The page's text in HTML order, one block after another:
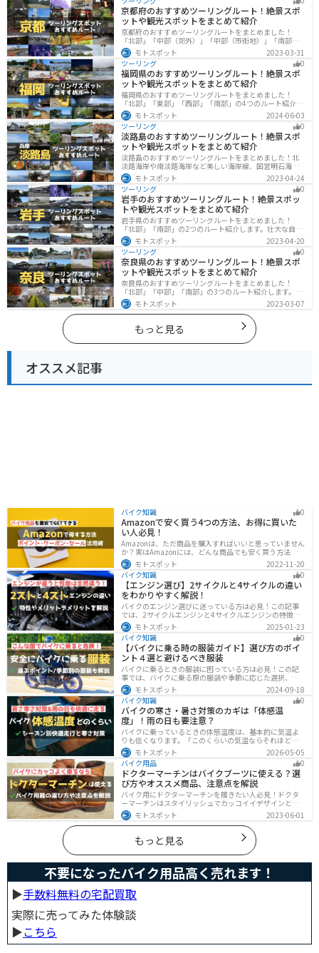
京都府のおすすめツーリングルート！絶景スポ
ットや観光スポットをまとめて紹介
京都府のおすすめツーリングルートをまとめました！
「北部」「中部（郊外）」「中部（市街地）」「南部」
の4つのルート紹介します。古い町並みや神社仏閣、自然
に囲まれた風光明媚なスポットが数多く存在し、様々な
楽しみ方ができます。バイクで京都府にツーリングに行
く際は参考にしてください。
モトスポット
2023-03-31
ツーリング
0
福岡県のおすすめツーリングルート！絶景スポ
ットや観光スポットをまとめて紹介
福岡県のおすすめツーリングルートをまとめました！
「北部」「東部」「西部」「南部」の4つのルート紹介し
ます。豊かな自然から歴史ある名所、グルメまで多彩な
魅力が詰まっており、様々な楽しみ方ができます。バイ
クで福岡県にツーリングに行く際は参考にしてくださ
い。
モトスポット
2024-06-03
ツーリング
0
淡路島のおすすめツーリングルート！絶景スポ
ットや観光スポットをまとめて紹介
淡路島のおすすめツーリングルートをまとめました！北
淡路海岸や南淡路海岸など美しい海岸線、国営明石海峡
公園や淡路夢舞台など、自然とアートが融合した施設も
多数あります。バイクで淡路島にツーリングに行く際は
参考にしてください。
モトスポット
2023-04-24
ツーリング
0
岩手のおすすめツーリングルート！絶景スポッ
トや観光スポットをまとめて紹介
岩手県のおすすめツーリングルートをまとめました！
「北部」「南部」の2つのルート紹介します。壮大な自然
や歴史的な観光スポットが多く存在するので楽しめま
す。バイクで岩手県にツーリングに行く際は参考にして
ください。
モトスポット
2023-04-20
ツーリング
0
奈良県のおすすめツーリングルート！絶景スポ
ットや観光スポットをまとめて紹介
奈良県のおすすめツーリングルートをまとめました！
「北部」「中部」「南部」の3つのルート紹介します。歴
史のある神社寺院が多数あり、自然豊かや山々、グルメ
を満喫するツーリングができます。バイクで奈良県にツ
ーリングに行く際は参考にしてください。
モトスポット 2023-03-07
もっと見る
オススメ記事
バイク知識 0
Amazonで安く買う4つの方法、お得に買いた
い人必見！
Amazonは、ただ商品を購入すればいいと思っていません
か？実はAmazonには、どんな商品でも安く買う方法が存
在します。この記事では、Amazonでお得に買う方法を4
つ紹介します！Amazonギフト券をやAmazonポイント、
Amazonプライム、タイムセールを活用して安くお得に買
いましょう。
モトスポット
2022-11-20
バイク知識
0
【エンジン選び】2サイクルと4サイクルの違い
をわかりやすく解説！
バイクのエンジン選びに迷っている方は必見！この記事
では、2サイクルエンジンと4サイクルエンジンの特徴や
メリット、選び方を解説しています。実は、4サイクルエ
ンジンは燃費が良く経済的で扱いやすいため、初心者の
方にはおすすめです。記事を読めば、最適なエンジン選
びのヒントが得られます。
モトスポット
2025-01-23
バイク知識
0
【バイクに乗る時の服装ガイド】選び方のポイ
ント４選と避けるべき服装
バイクに乗るときの服装に困っている方は必見！この記
事では、バイクに乗る際の服装や季節に応じた選択、避
けるべき服装について解説しています。実は、安全性だ
けでなく、快適性も重要視することが大切です。この記
事を読めば、最適なバイクウェアを選ぶヒントが得られ
ます。
モトスポット
2024-09-18
バイク知識
0
バイクの寒さ・暑さ対策のカギは「体感温
度」！雨の日も要注意？
バイクに乗っているときの体感温度は、基本的に気温よ
りも低くなります。「このくらいの気温ならそれほど寒
くないだろう」そう考えて通常の装備でバイクに乗った
ら大変な目に遭った・・・そんな経験のあるライダーも
多いのではないでしょうか。今回はバイク走行中の体感
温度についてご紹介します。体感温度を考慮した快適走
行のポイントもまとめました。季節や天候を問わずバイ
クに乗る！そんなライダーの方はぜひ参考にしてみてく
ださい。[phtml blog-first-h2-module]バイク走行時の体
感温度は気温より低め？バイク走行時の体感温度は気温
と同じではありません。なぜ
モトスポット
2026-05-05
バイク用品
0
ドクターマーチンはバイクブーツに使える？選
び方やオススメ商品、注意点を解説
バイク用にドクターマーチンを履きたい人必見！ドクタ
ーマーチンはスタイリッシュでカッコイイデザインと高
い機能性で快適なライディングが可能です。バイク用ブ
ーツで選ぶべきポイントや注意点などまとめましたの
で、バイクブーツを探している人は参考にしてくださ
モトスポット 2023-06-01
もっと見る
不要になったバイク用品高く売れます！
▶︎手数料無料の宅配買取
実際に売ってみた体験談
▶︎こちら